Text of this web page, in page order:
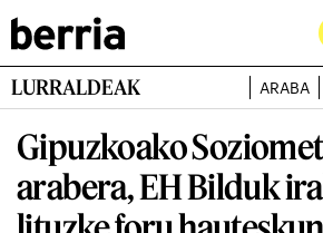
LURRALDEAK ARABA
Gipuzkoako
arabera, EH Bilduk